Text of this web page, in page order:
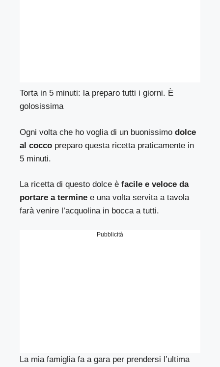
Torta in 5 minuti: la preparo tutti i giorni. È
golosissima
Ogni volta che ho voglia di un buonissimo dolce
al cocco preparo questa ricetta praticamente in
5 minuti.
La ricetta di questo dolce è facile e veloce da
portare a termine e una volta servita a tavola
farà venire l’acquolina in bocca a tutti.
Pubblicità
La mia famiglia fa a gara per prendersi l’ultima